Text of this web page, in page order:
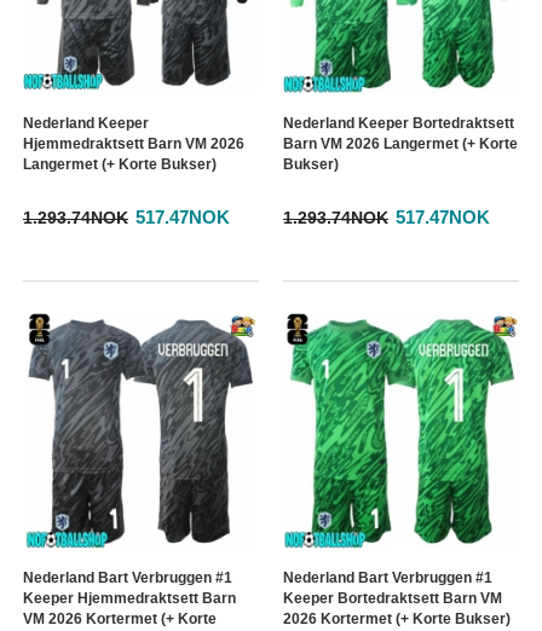
Nederland Keeper
Hjemmedraktsett Barn VM 2026
Langermet (+ Korte Bukser)
1.293.74NOK 517.47NOK
Nederland Keeper Bortedraktsett
Barn VM 2026 Langermet (+ Korte
Bukser)
1.293.74NOK 517.47NOK
Nederland Bart Verbruggen #1
Keeper Hjemmedraktsett Barn
VM 2026 Kortermet (+ Korte
Nederland Bart Verbruggen #1
Keeper Bortedraktsett Barn VM
2026 Kortermet (+ Korte Bukser)